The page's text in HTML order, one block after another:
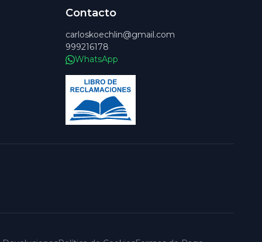
Contacto
carloskoechlin@gmail.com
999216178
WhatsApp